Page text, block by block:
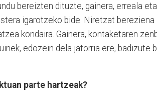
bereizten dituzte, gainera, erreala
igarotzeko bide. Niretzat
kondaira. Gainera, kontaketaren
edozein dela jatorria ere, badizute
parte hartzeak?